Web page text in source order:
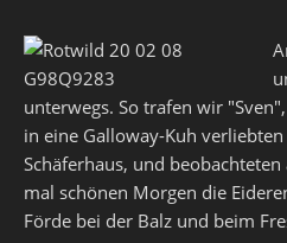
unterwegs. So trafen wir
in eine Galloway-Kuh
Schäferhaus, und
mal schönen Morgen die
Förde bei der Balz und beim